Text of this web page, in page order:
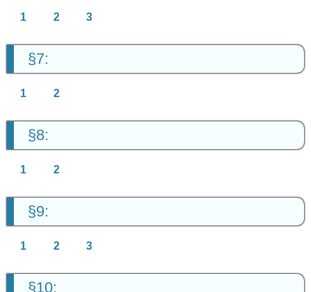
1 2 3
§7:
1 2
§8:
1 2
§9:
1 2 3
§10: